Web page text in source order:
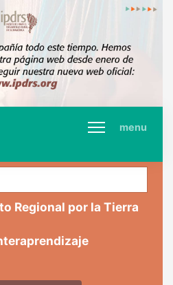
menu
Regional por la Tierra